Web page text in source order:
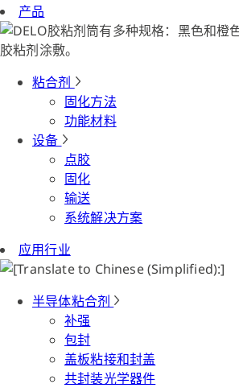
产品
粘合剂
固化方法
功能材料
设备
点胶
固化
输送
系统解决方案
应用行业
半导体粘合剂
补强
包封
盖板粘接和封盖
共封装光学器件